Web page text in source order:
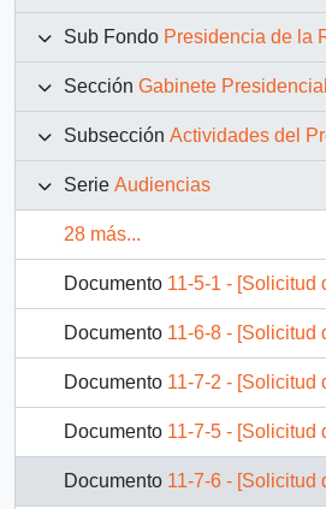
Sub Fondo Presidencia de la República
Sección Gabinete Presidencial,
Subsección Actividades del
Serie Audiencias
28 más...
Documento 11-5-1 - [Solicitud de audiencia
Documento 11-6-8 - [Solicitud de
Documento 11-7-2 - [Solicitud de audiencia de la Asociación Nacional de
Documento 11-7-5 - [Solicitud de audiencia de la Confederación Nacional de
Documento 11-7-6 - [Solicitud de audiencia de la